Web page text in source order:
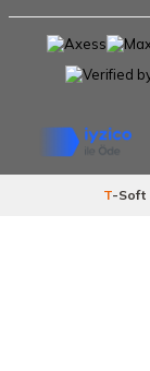
T-Soft